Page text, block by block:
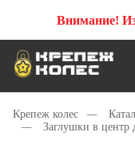
Внимание!
Крепеж колес —
—
Заглушки в центр